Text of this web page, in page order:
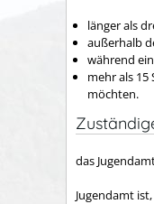
länger als
außerhalb
während
mehr als
möchten.
das
Jugendamt ist,